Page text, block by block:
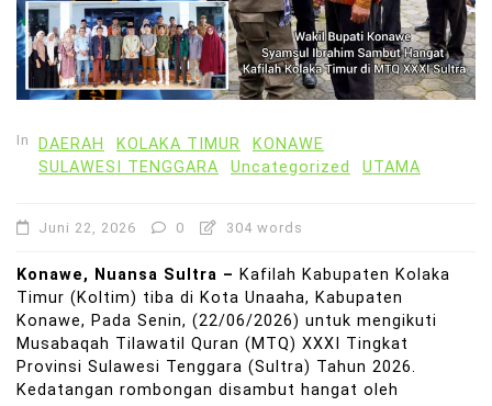
In DAERAH KOLAKA TIMUR
KONAWE
SULAWESI TENGGARA
Uncategorized UTAMA
Juni 22, 2026 0 304 words
Konawe, Nuansa Sultra – Kafilah Kabupaten Kolaka
Timur (Koltim) tiba di Kota Unaaha, Kabupaten
Konawe, Pada Senin, (22/06/2026) untuk mengikuti
Musabaqah Tilawatil Quran (MTQ) XXXI Tingkat
Provinsi Sulawesi Tenggara (Sultra) Tahun 2026.
Kedatangan rombongan disambut hangat oleh